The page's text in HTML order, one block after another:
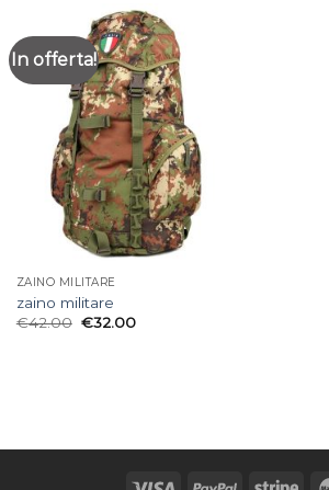
In offerta!
ZAINO MILITARE
zaino militare
€42.00 €32.00